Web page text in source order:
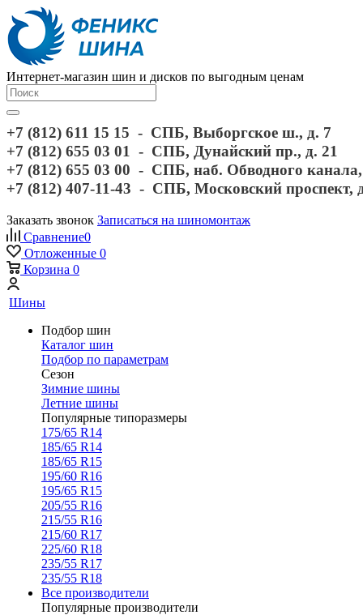
Интернет-магазин шин и дисков по выгодным ценам
+7 (812) 611 15 15 - СПБ, Выборгское ш., д. 7
+7 (812) 655 03 01 - СПБ, Дунайский пр., д. 21
+7 (812) 655 03 00 - СПБ, наб. Обводного
+7 (812) 407-11-43 - СПБ, Московский проспект,
Заказать звонок Записаться на шиномонтаж
Сравнение0
Отложенные 0
Корзина 0
Шины
Подбор шин
Каталог шин
Подбор по параметрам
Сезон
Зимние шины
Летние шины
Популярные типоразмеры
175/65 R14
185/65 R14
185/65 R15
195/60 R16
195/65 R15
205/55 R16
215/55 R16
215/60 R17
225/60 R18
235/55 R17
235/55 R18
Все производители
Популярные производители